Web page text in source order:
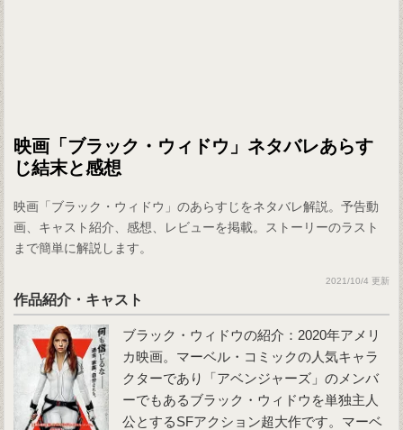
映画「ブラック・ウィドウ」ネタバレあらす
じ結末と感想
映画「ブラック・ウィドウ」のあらすじをネタバレ解説。予告動
画、キャスト紹介、感想、レビューを掲載。ストーリーのラスト
まで簡単に解説します。
2021/10/4 更新
作品紹介・キャスト
ブラック・ウィドウの紹介：2020年アメリ
カ映画。マーベル・コミックの人気キャラ
クターであり「アベンジャーズ」のメンバ
ーでもあるブラック・ウィドウを単独主人
公とするSFアクション超大作です。マーベ